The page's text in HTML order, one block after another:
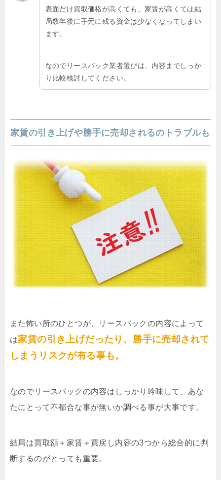
表面だけ買取価格が高くても、家賃が高くては結
局数年後に手元に残る資金は少なくなってしまい
ます。
なのでリースバック業者選びは、内容までしっか
り比較検討してください。
家賃の引き上げや勝手に売却されるのトラブルも
また怖い所のひとつが、リースバックの内容によって
は家賃の引き上げだったり、勝手に売却されて
しまうリスクが有る事も。
なのでリースバックの内容はしっかり吟味して、あな
たにとって不都合な事が無いか調べる事が大事です。
結局は買取額＋家賃＋買戻し内容の3つから総合的に判
断するのがとっても重要。